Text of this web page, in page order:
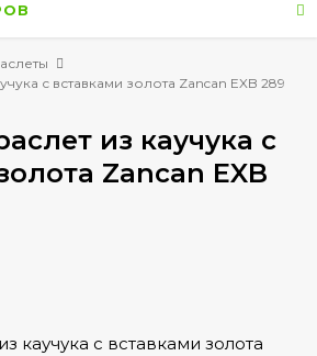
с вставками золота Zancan EXB 289
из каучука с
Zancan EXB
каучука с вставками золота